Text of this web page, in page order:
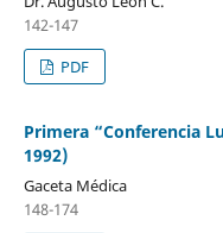
142-147
PDF
Primera “Conferencia
1992)
Gaceta Médica
148-174